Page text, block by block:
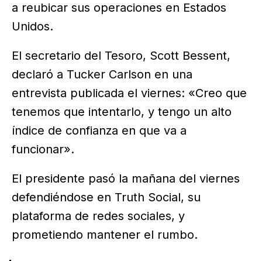
a reubicar sus operaciones en Estados
Unidos.
El secretario del Tesoro, Scott Bessent,
declaró a Tucker Carlson en una
entrevista publicada el viernes: «Creo que
tenemos que intentarlo, y tengo un alto
índice de confianza en que va a
funcionar».
El presidente pasó la mañana del viernes
defendiéndose en Truth Social, su
plataforma de redes sociales, y
prometiendo mantener el rumbo.